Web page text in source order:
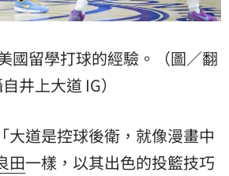
國留學打球的經驗。（圖／翻
井上大道 IG）
大道是控球後衛，就像漫畫中
田一樣，以其出色的投籃技巧